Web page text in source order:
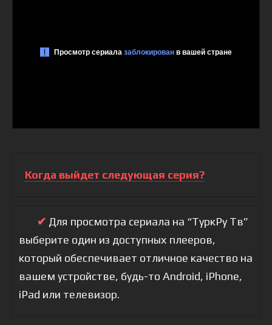
Когда выйдет следующая серия?
✔ Для просмотра сериала на “ТуркРу Тв”
выберите один из доступных плееров,
который обеспечивает отличное качество на
вашем устройстве, будь-то Android, iPhone,
iPad или телевизор.